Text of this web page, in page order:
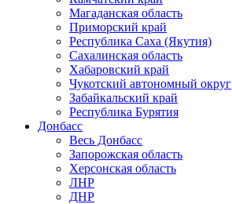
Магаданская область
Приморский край
Республика Саха (Якутия)
Сахалинская область
Хабаровский край
Чукотский автономный округ
Забайкальский край
Республика Бурятия
Донбасс
Весь Донбасс
Запорожская область
Херсонская область
ЛНР
ДНР